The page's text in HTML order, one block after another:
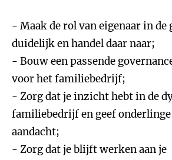
- Maak de rol van eigenaar in de
duidelijk en handel daar naar;
- Bouw een passende
voor het familiebedrijf;
- Zorg dat je inzicht hebt in de
familiebedrijf en geef
aandacht;
- Zorg dat je blijft werken aan je